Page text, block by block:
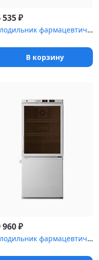
535₽
Холодильник фармацевтический Pozis ХФ-140-1(ТС) с тонированной ст...
В корзину
960₽
Холодильник фармацевтический Pozis ХЛ-250(ТС)